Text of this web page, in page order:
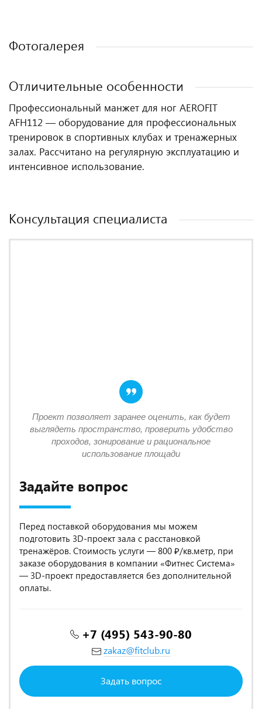
Фотогалерея
Отличительные особенности
Профессиональный манжет для ног AEROFIT
AFH112 — оборудование для профессиональных
тренировок в спортивных клубах и тренажерных
залах. Рассчитано на регулярную эксплуатацию и
интенсивное использование.
Консультация специалиста
Задайте вопрос
Перед поставкой оборудования мы можем
подготовить 3D-проект зала с расстановкой
тренажёров. Стоимость услуги — 800 ₽/кв.метр, при
заказе оборудования в компании «Фитнес Система»
— 3D-проект предоставляется без дополнительной
оплаты.
+7 (495) 543-90-80
zakaz@fitclub.ru
Задать вопрос
Проект позволяет заранее оценить, как будет
выглядеть пространство, проверить удобство
проходов, зонирование и рациональное
использование площади